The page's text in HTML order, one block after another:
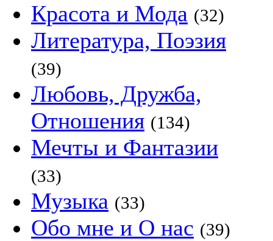
Красота и Мода (32)
Литература, Поэзия
(39)
Любовь, Дружба,
Отношения (134)
Мечты и Фантазии
(33)
Музыка (33)
Обо мне и О нас (39)